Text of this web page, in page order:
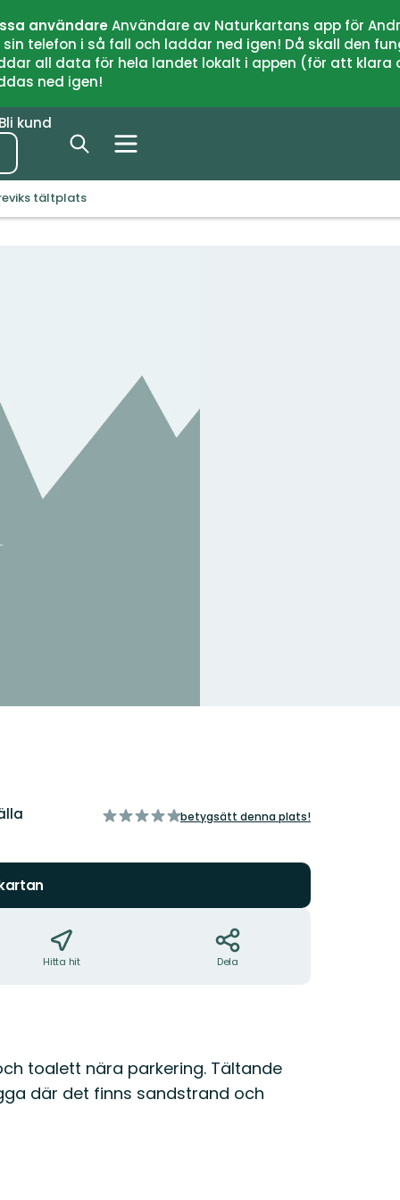
användareAnvändare av Naturkartans app för
telefon i så fall och laddar ned igen! Då skall den
all data för hela landet lokalt i appen (för att
ned igen!
Bli kund
tältplats
av
betygsätt denna plats!
Hitta hit Dela
toalett nära parkering. Tältande
där det finns sandstrand och